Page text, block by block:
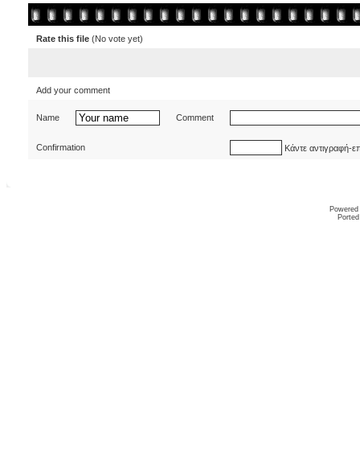
Rate this file (No vote yet)
Add your comment
Name Comment
Confirmation Κάντε αντιγραφή-